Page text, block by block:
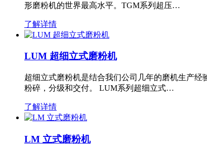
形磨粉机的世界最高水平。TGM系列超压…
了解详情
LUM 超细立式磨粉机
超细立式磨粉机是结合我们公司几年的磨机生产
粉碎，分级和交付。 LUM系列超细立式…
了解详情
LM 立式磨粉机